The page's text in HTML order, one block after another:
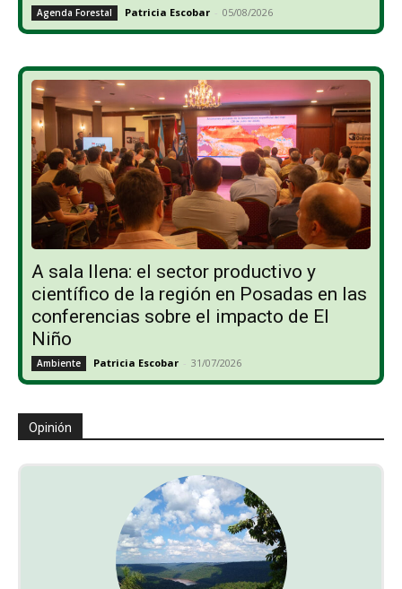
Agenda Forestal Patricia Escobar - 05/08/2026
A sala llena: el sector productivo y
científico de la región en Posadas en las
conferencias sobre el impacto de El
Niño
Ambiente Patricia Escobar - 31/07/2026
Opinión